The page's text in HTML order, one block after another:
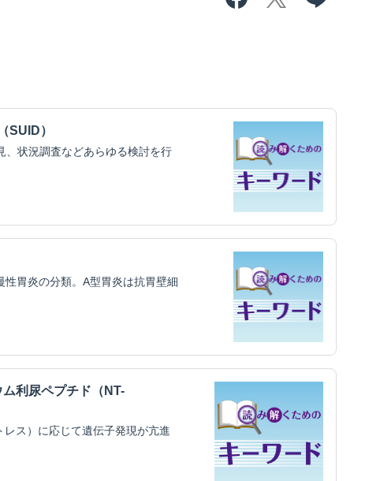
SUID）
状況調査などあらゆる検討を行
胃炎の分類。A型胃炎は抗胃壁細
利尿ペプチド（NT-
ス）に応じて遺伝子発現が亢進